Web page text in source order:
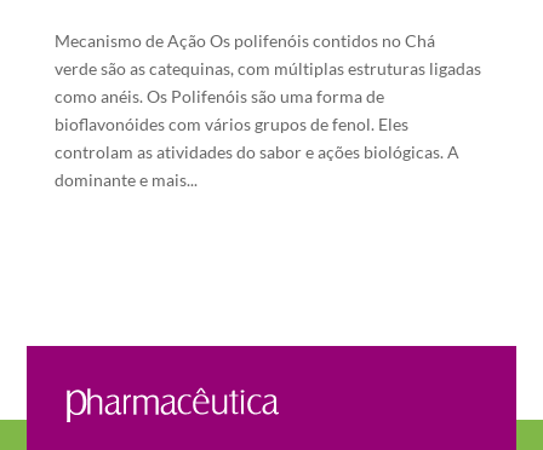
Mecanismo de Ação Os polifenóis contidos no Chá
verde são as catequinas, com múltiplas estruturas ligadas
como anéis. Os Polifenóis são uma forma de
bioflavonóides com vários grupos de fenol. Eles
controlam as atividades do sabor e ações biológicas. A
dominante e mais...